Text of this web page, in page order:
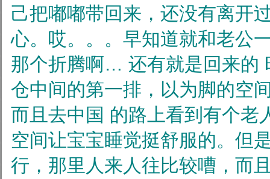
己把嘟嘟带回来，还没有离开
心。哎。。。早知道就和老公
那个折腾啊… 还有就是回来的
仓中间的第一排，以为脚的空
而且去中国 的路上看到有个老
空间让宝宝睡觉挺舒服的。但
行，那里人来人往比较嘈，而